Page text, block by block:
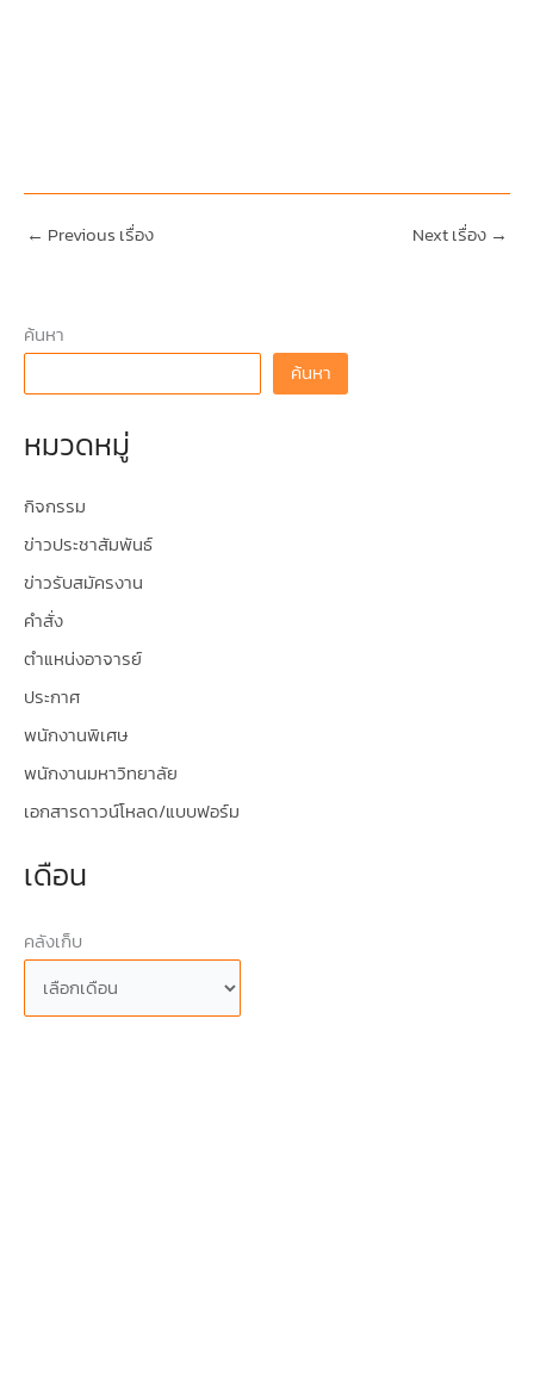
← Previous เรื่อง Next เรื่อง →
ค้นหา
ค้นหา
หมวดหมู่
กิจกรรม
ข่าวประชาสัมพันธ์
ข่าวรับสมัครงาน
คำสั่ง
ตำแหน่งอาจารย์
ประกาศ
พนักงานพิเศษ
พนักงานมหาวิทยาลัย
เอกสารดาวน์โหลด/แบบฟอร์ม
เดือน
คลังเก็บ